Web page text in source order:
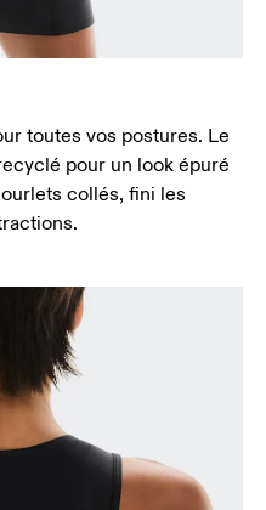
toutes vos postures. Le
pour un look épuré
collés, fini les